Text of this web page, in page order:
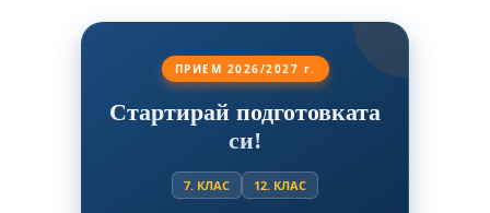
ПРИЕМ 2026/2027 г.
Стартирай подготовката
си!
7. КЛАС 12. КЛАС